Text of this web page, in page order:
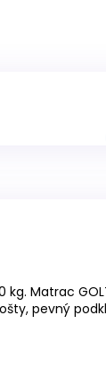
kg. Matrac
pevný